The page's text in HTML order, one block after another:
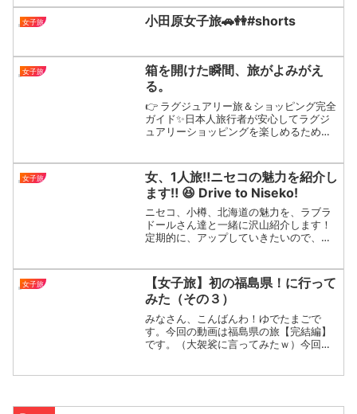
ていくのでのんびりみてください(笑)𓐄 𓐄
𓐄 𓐄 𓐄 𓐄...
女子旅 小田原女子旅🚗👭#shorts
女子旅
箱を開けた瞬間、旅がよみがえ
る。
👉 ラグジュアリー旅＆ショッピング完全
ガイド✨日本人旅行者が安心してラグジ
ュアリーショッピングを楽しめるための
った宝物。▼旅ルートはガイドで詳しく#
開封動画 #カルテ...
女子旅
女、1人旅‼️ニセコの魅力を紹介し
ます‼︎ 😆 Drive to Niseko!
ニセコ、小樽、北海道の魅力を、ラブラ
ドールさん達と一緒に沢山紹介します！
定期的に、アップしていきたいので、是
and Hokkaido ...
女子旅
【女子旅】初の福島県！に行って
みた（その３）
みなさん、こんばんわ！ゆでたまごで
す。今回の動画は福島県の旅【完結編】
です。（大袈裟に言ってみたｗ）今回も